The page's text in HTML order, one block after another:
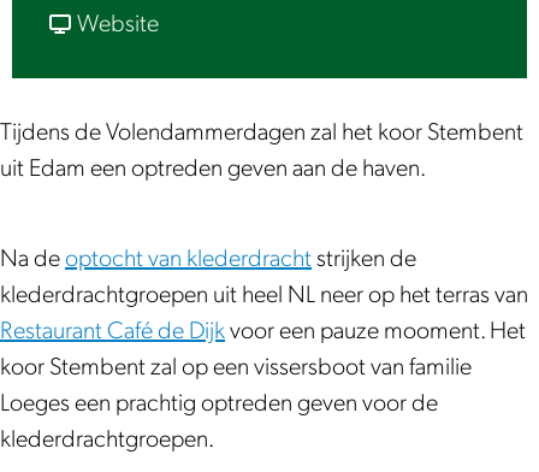
m
b
t
|
V
o
l
e
a
t
e
e
n
t
|
V
o
a
S
t
b
e
n
t
|
V
Websitev
S
t
b
e
n
t
|
V
Tijdens de Volendammerdagen zal het koor Stembent
uit Edam een optreden geven aan de haven.
Na deoptocht van klederdrachtstrijken de
klederdrachtgroepen uit heel NL neer op het terras van
Restaurant Café de Dijkvoor een pauze mooment. Het
koor Stembent zal op een vissersboot van familie
Loeges een prachtig optreden geven voor de
klederdrachtgroepen.